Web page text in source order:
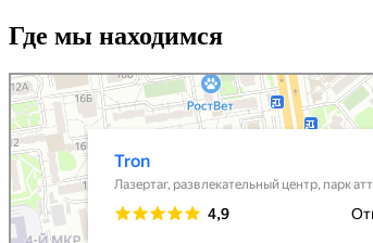
Где мы находимся
Галерея парк
Торговый центр в Ростове‑на‑Дону
Развлекательный центр в Ростове‑на‑Дону